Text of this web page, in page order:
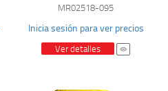
MR02518-095
Inicia sesión para ver precios
Ver detalles